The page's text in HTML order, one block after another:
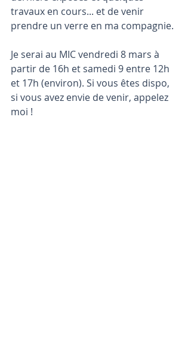
travaux en cours... et de venir
prendre un verre en ma compagnie.
Je serai au MIC vendredi 8 mars à
partir de 16h et samedi 9 entre 12h
et 17h (environ). Si vous êtes dispo,
si vous avez envie de venir, appelez
moi !